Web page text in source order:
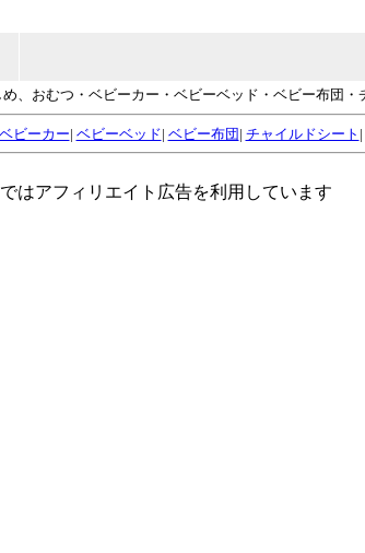
、おむつ・ベビーカー・ベビーベッド・ベビー布団
ベビーカー| ベビーベッド| ベビー布団 | チャイルドシート |
はアフィリエイト広告を利用しています